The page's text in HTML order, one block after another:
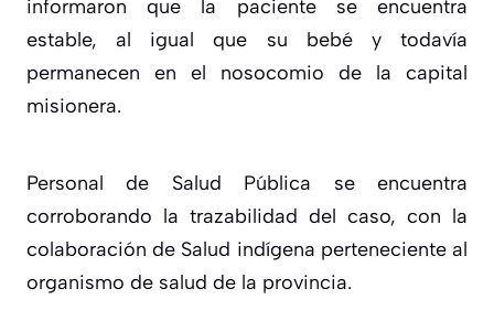
informaron que la paciente se encuentra
estable, al igual que su bebé y todavía
permanecen en el nosocomio de la capital
misionera.
Personal de Salud Pública se encuentra
corroborando la trazabilidad del caso, con la
colaboración de Salud indígena perteneciente al
organismo de salud de la provincia.